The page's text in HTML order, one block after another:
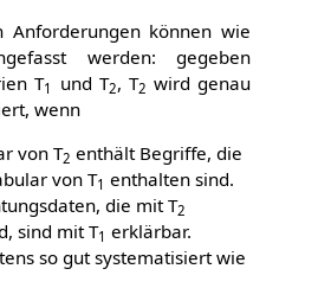
Anforderungen können wie
werden: gegeben
T1 und T2, T2 wird genau
wenn
von T2 enthält Begriffe, die
von T1 enthalten sind.
die mit T2
sind mit T1 erklärbar.
so gut systematisiert wie